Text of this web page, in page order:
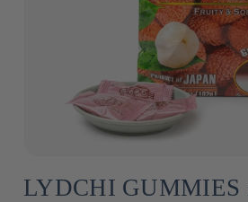
LYDCHI GUMMIES